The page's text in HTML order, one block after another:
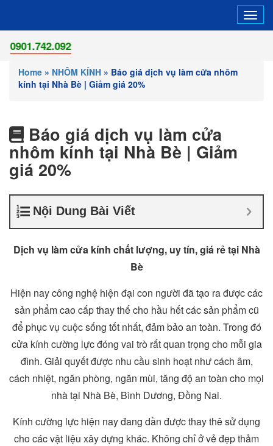
Home » NHÔM KÍNH » Báo giá dịch vụ làm cửa nhôm
kính tại Nhà Bè | Giảm giá 20%
Báo giá dịch vụ làm cửa
nhôm kính tại Nhà Bè | Giảm
giá 20%
Nội Dung Bài Viết
Dịch vụ làm cửa kính chất lượng, uy tín, giá rẻ tại Nhà
Bè
Hiện nay công nghệ hiện đại con người đã tạo ra được các
sản phẩm cao cấp thay thế cho hầu hết các sản phẩm cũ
để phục vụ cuộc sống tốt nhất, đảm bảo an toàn. Trong đó
cửa kính cường lực đóng vai trò rất quan trọng cho mỗi gia
đình. Giải quyết được nhu cầu sinh hoạt như cách âm,
cách nhiệt, ngăn phòng, ngăn mùi, tăng độ an toàn cho mọi
nhà tại Nhà Bè, Bình Dương, Đồng Nai.
Kính cường lực hiện nay đang dần được thay thê sử dụng
cho các vật liệu xây dựng khác. Không chỉ ở vẻ đẹp thảm